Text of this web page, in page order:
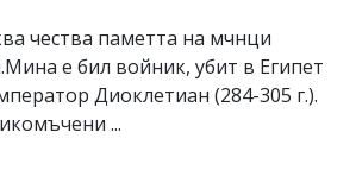
чества паметта на мчнци
е бил войник, убит в Египет
Диоклетиан (284-305 г.).
...